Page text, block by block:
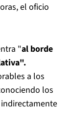
el oficio
"al borde
a los
los